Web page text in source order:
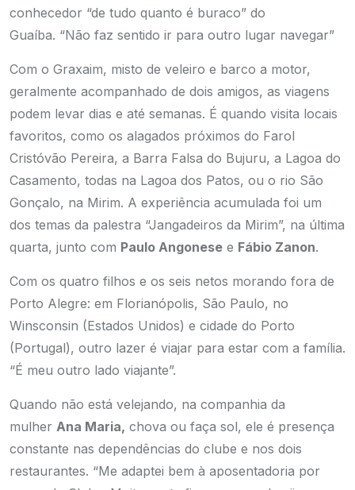
conhecedor “de tudo quanto é buraco” do
Guaíba. “Não faz sentido ir para outro lugar navegar”
Com o Graxaim, misto de veleiro e barco a motor,
geralmente acompanhado de dois amigos, as viagens
podem levar dias e até semanas. É quando visita locais
favoritos, como os alagados próximos do Farol
Cristóvão Pereira, a Barra Falsa do Bujuru, a Lagoa do
Casamento, todas na Lagoa dos Patos, ou o rio São
Gonçalo, na Mirim. A experiência acumulada foi um
dos temas da palestra “Jangadeiros da Mirim”, na última
quarta, junto com Paulo Angonese e Fábio Zanon.
Com os quatro filhos e os seis netos morando fora de
Porto Alegre: em Florianópolis, São Paulo, no
Winsconsin (Estados Unidos) e cidade do Porto
(Portugal), outro lazer é viajar para estar com a família.
“É meu outro lado viajante”.
Quando não está velejando, na companhia da
mulher Ana Maria, chova ou faça sol, ele é presença
constante nas dependências do clube e nos dois
restaurantes. “Me adaptei bem à aposentadoria por